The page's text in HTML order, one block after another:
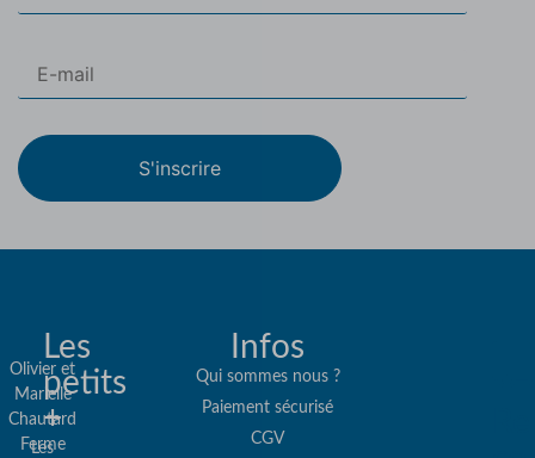
S'inscrire
Olivier et
Marielle
Chautard
Ferme
Les
petits
+
Les
Infos
Qui sommes nous ?
Paiement sécurisé
CGV